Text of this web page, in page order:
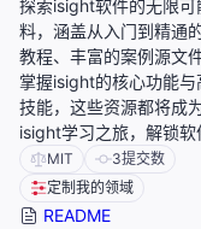
探索isight软件的无限
料，涵盖从入门到精通
教程、丰富的案例源文
掌握isight的核心功能
技能，这些资源都将成
isight学习之旅，解锁软
MIT 3提交数
定制我的领域
README